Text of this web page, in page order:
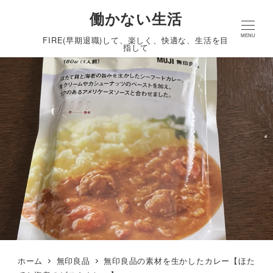
働かない生活
FIRE(早期退職)して、楽しく、快適な、生活を目
指して
MENU
ホーム 無印良品
無印良品の素材を生かしたカレー【ほた